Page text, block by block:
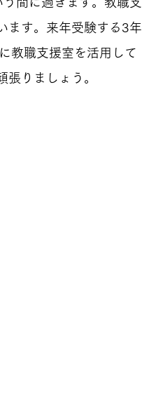
ます。来年受験する3年
教職支援室を活用して
りましょう。